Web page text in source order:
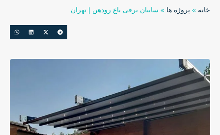
خانه » پروژه ها » سایبان برقی باغ رودهن | تهران